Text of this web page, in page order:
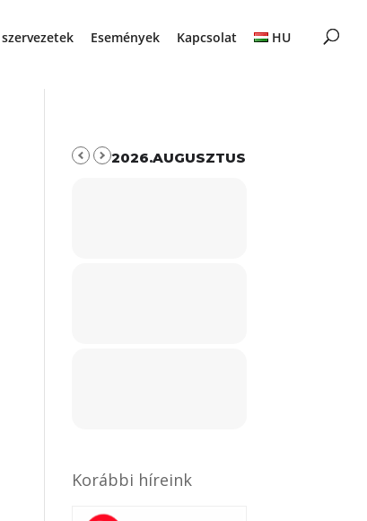
Események Kapcsolat HU
2026.AUGUSZTUS
Korábbi híreink